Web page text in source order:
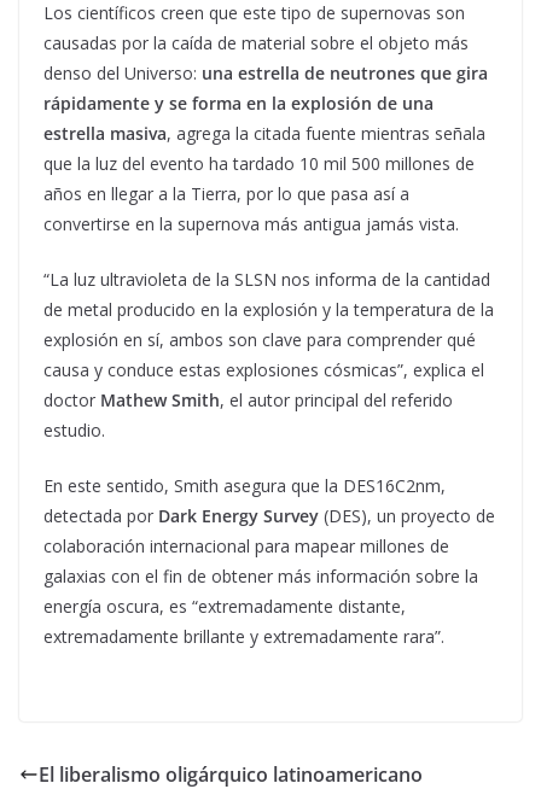
Los científicos creen que este tipo de supernovas son
causadas por la caída de material sobre el objeto más
denso del Universo: una estrella de neutrones que gira
rápidamente y se forma en la explosión de una
estrella masiva, agrega la citada fuente mientras señala
que la luz del evento ha tardado 10 mil 500 millones de
años en llegar a la Tierra, por lo que pasa así a
convertirse en la supernova más antigua jamás vista.
“La luz ultravioleta de la SLSN nos informa de la cantidad
de metal producido en la explosión y la temperatura de la
explosión en sí, ambos son clave para comprender qué
causa y conduce estas explosiones cósmicas”, explica el
doctor Mathew Smith, el autor principal del referido
estudio.
En este sentido, Smith asegura que la DES16C2nm,
detectada por Dark Energy Survey (DES), un proyecto de
colaboración internacional para mapear millones de
galaxias con el fin de obtener más información sobre la
energía oscura, es “extremadamente distante,
extremadamente brillante y extremadamente rara”.
El liberalismo oligárquico latinoamericano